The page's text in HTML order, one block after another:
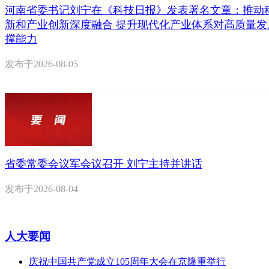
河南省委书记刘宁在《科技日报》发表署名文章：推动
新和产业创新深度融合 提升现代化产业体系对高质量
撑能力
发布于2026-08-05
省委常委会议军会议召开 刘宁主持并讲话
发布于2026-08-04
人大要闻
庆祝中国共产党成立105周年大会在京隆重举行